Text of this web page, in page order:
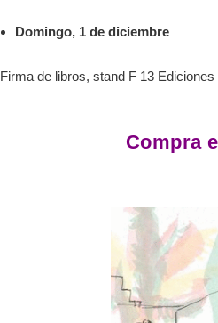
Domingo, 1 de diciembre
Firma de libros, stand F 13 Ediciones
Compra